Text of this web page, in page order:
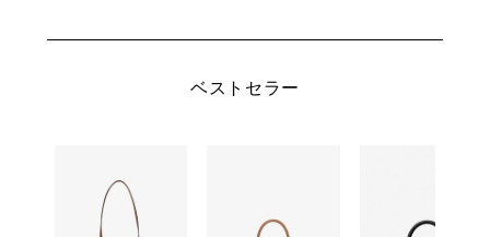
ベストセラー